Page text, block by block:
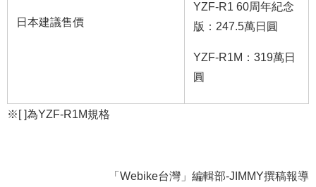
日本建議售價
YZF-R1 60周年紀念
版：247.5萬日圓
YZF-R1M：319萬日
圓
※[ ]為YZF-R1M規格
「Webike台灣」編輯部-JIMMY撰稿報導